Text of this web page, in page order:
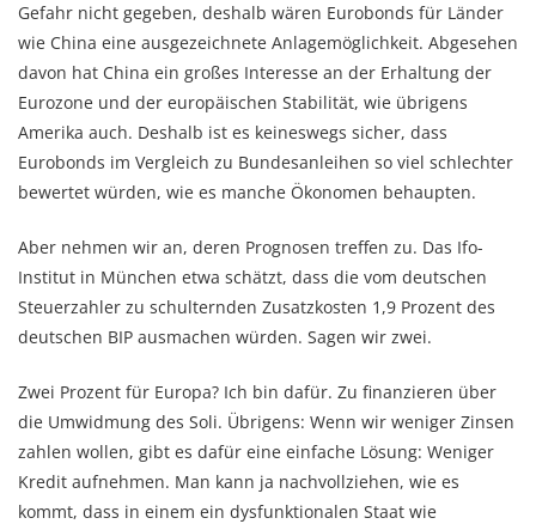
Gefahr nicht gegeben, deshalb wären Eurobonds für Länder
wie China eine ausgezeichnete Anlagemöglichkeit. Abgesehen
davon hat China ein großes Interesse an der Erhaltung der
Eurozone und der europäischen Stabilität, wie übrigens
Amerika auch. Deshalb ist es keineswegs sicher, dass
Eurobonds im Vergleich zu Bundesanleihen so viel schlechter
bewertet würden, wie es manche Ökonomen behaupten.
Aber nehmen wir an, deren Prognosen treffen zu. Das Ifo-
Institut in München etwa schätzt, dass die vom deutschen
Steuerzahler zu schulternden Zusatzkosten 1,9 Prozent des
deutschen BIP ausmachen würden. Sagen wir zwei.
Zwei Prozent für Europa? Ich bin dafür. Zu finanzieren über
die Umwidmung des Soli. Übrigens: Wenn wir weniger Zinsen
zahlen wollen, gibt es dafür eine einfache Lösung: Weniger
Kredit aufnehmen. Man kann ja nachvollziehen, wie es
kommt, dass in einem ein dysfunktionalen Staat wie